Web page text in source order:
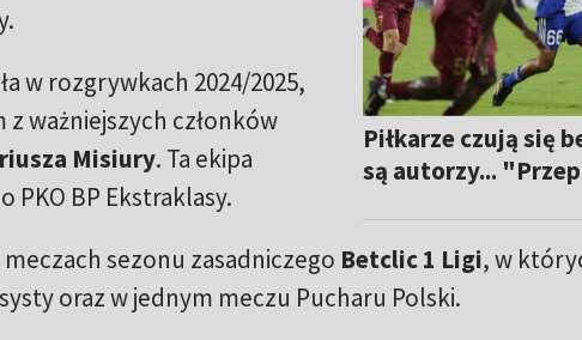
Piłkarze czują się
są autorzy...
w rozgrywkach 2024/2025,
z ważniejszych członków
Misiury. Ta ekipa
PKO BP Ekstraklasy.
meczach sezonu zasadniczego Betclic 1 Ligi, w
oraz w jednym meczu Pucharu Polski.